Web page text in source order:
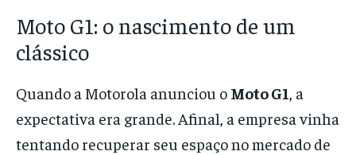
Moto G1: o nascimento de um
clássico
Quando a Motorola anunciou o Moto G1, a
expectativa era grande. Afinal, a empresa vinha
tentando recuperar seu espaço no mercado de